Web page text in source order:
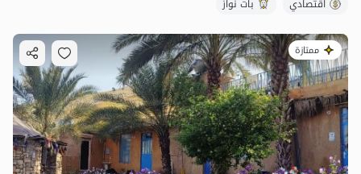
اقتصادي
بات نواز
ممتازة